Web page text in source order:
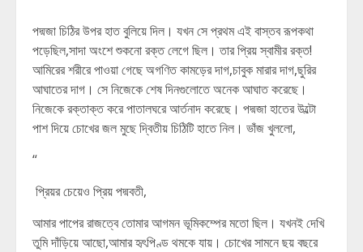
পদ্মজা চিঠির উপর হাত বুলিয়ে দিল। যখন সে প্রথম এই বাস্তব রূপকথা
পড়েছিল,সাদা অংশে শুকনো রক্ত লেগে ছিল। তার প্রিয় স্বামীর রক্ত!
আমিরের শরীরে পাওয়া গেছে অগণিত কামড়ের দাগ,চাবুক মারার দাগ,ছুরির
আঘাতের দাগ। সে নিজেকে শেষ দিনগুলোতে অনেক আঘাত করেছে।
নিজেকে রক্তাক্ত করে পাতালঘরে আর্তনাদ করেছে। পদ্মজা হাতের উল্টো
পাশ দিয়ে চোখের জল মুছে দ্বিতীয় চিঠিটি হাতে নিল। ভাঁজ খুললো,
“
প্রিয়র চেয়েও প্রিয় পদ্মবতী,
আমার পাপের রাজত্বে তোমার আগমন ভূমিকম্পের মতো ছিল। যখনই দেখি
তুমি দাঁড়িয়ে আছো,আমার হৃৎপিণ্ড থমকে যায়। চোখের সামনে ছয় বছরে